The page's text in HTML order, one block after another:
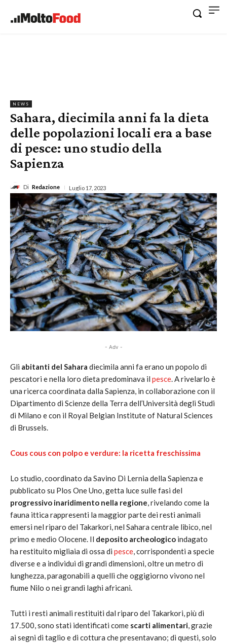
NEWS
Sahara, diecimila anni fa la dieta
delle popolazioni locali era a base
di pesce: uno studio della
Sapienza
Di Redazione Luglio 17, 2023
- Adv -
Gli abitanti del Sahara diecimila anni fa erano un popolo di
pescatori e nella loro dieta predominava il pesce. A rivelarlo è
una ricerca coordinata dalla Sapienza, in collaborazione con il
Dipartimento di Scienze della Terra dell’Università degli Studi
di Milano e con il Royal Belgian Institute of Natural Sciences
di Brussels.
Cous cous con polpo e verdure: la ricetta freschissima
Lo studio, coordinato da Savino Di Lernia della Sapienza e
pubblicato su Plos One Uno, getta luce sulle fasi del
progressivo inaridimento nella regione, rivelando come la
fauna ittica rappresenti la maggior parte dei resti animali
emersi nel riparo del Takarkori, nel Sahara centrale libico, nel
primo e medio Olocene. Il deposito archeologico indagato
ha restituito migliaia di ossa di pesce, corrispondenti a specie
diverse e a individui di grandi dimensioni, oltre un metro di
lunghezza, paragonabili a quelli che oggigiorno vivono nel
fiume Nilo o nei grandi laghi africani.
Tutti i resti animali restituiti dal riparo del Takarkori, più di
17.500, sono stati identificati come scarti alimentari, grazie
ai segni di taglio e di cottura che presentavano; di questi, solo